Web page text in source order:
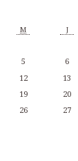
M J
5 6
12 13
19 20
26 27